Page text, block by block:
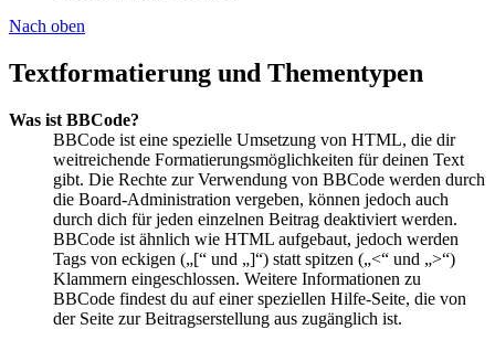
Nach oben
Textformatierung und Thementypen
Was ist BBCode?
BBCode ist eine spezielle Umsetzung von HTML, die dir
weitreichende Formatierungsmöglichkeiten für deinen Text
gibt. Die Rechte zur Verwendung von BBCode werden durch
die Board-Administration vergeben, können jedoch auch
durch dich für jeden einzelnen Beitrag deaktiviert werden.
BBCode ist ähnlich wie HTML aufgebaut, jedoch werden
Tags von eckigen („[“ und „]“) statt spitzen („<“ und „>“)
Klammern eingeschlossen. Weitere Informationen zu
BBCode findest du auf einer speziellen Hilfe-Seite, die von
der Seite zur Beitragserstellung aus zugänglich ist.